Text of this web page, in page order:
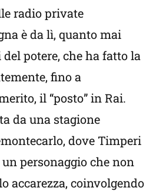
radio private
è da lì, quanto mai
potere, che ha fatto la
fino a
il “posto” in Rai.
da una stagione
dove Timperi
personaggio che non
accarezza, coinvolgendo